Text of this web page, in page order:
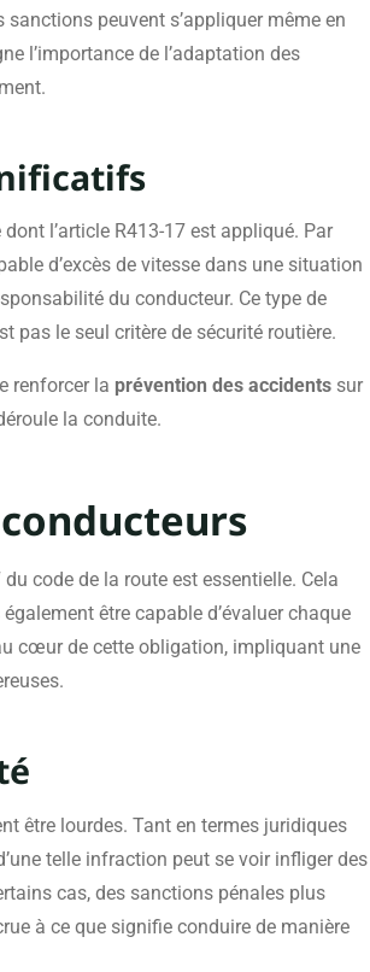
peuvent s’appliquer même en
l’importance de l’adaptation des
l’article R413-17 est appliqué. Par
d’excès de vitesse dans une situation
du conducteur. Ce type de
pas le seul critère de sécurité routière.
renforcer la prévention des accidents sur
la conduite.
code de la route est essentielle. Cela
être capable d’évaluer chaque
cœur de cette obligation, impliquant une
être lourdes. Tant en termes juridiques
telle infraction peut se voir infliger des
cas, des sanctions pénales plus
à ce que signifie conduire de manière